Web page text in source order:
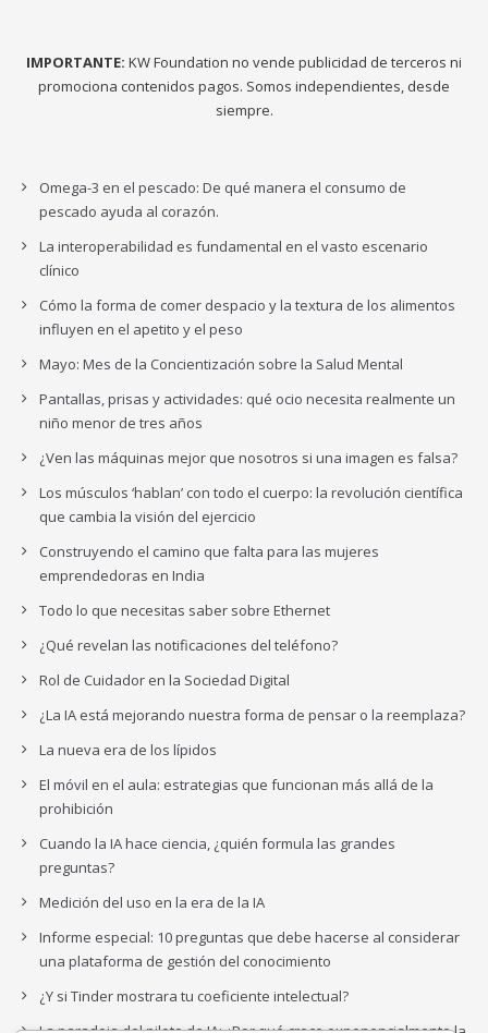
IMPORTANTE: KW Foundation no vende publicidad de terceros ni
promociona contenidos pagos. Somos independientes, desde
siempre.
Omega-3 en el pescado: De qué manera el consumo de
pescado ayuda al corazón.
La interoperabilidad es fundamental en el vasto escenario
clínico
Cómo la forma de comer despacio y la textura de los alimentos
influyen en el apetito y el peso
Mayo: Mes de la Concientización sobre la Salud Mental
Pantallas, prisas y actividades: qué ocio necesita realmente un
niño menor de tres años
¿Ven las máquinas mejor que nosotros si una imagen es falsa?
Los músculos ‘hablan’ con todo el cuerpo: la revolución científica
que cambia la visión del ejercicio
Construyendo el camino que falta para las mujeres
emprendedoras en India
Todo lo que necesitas saber sobre Ethernet
¿Qué revelan las notificaciones del teléfono?
Rol de Cuidador en la Sociedad Digital
¿La IA está mejorando nuestra forma de pensar o la reemplaza?
La nueva era de los lípidos
El móvil en el aula: estrategias que funcionan más allá de la
prohibición
Cuando la IA hace ciencia, ¿quién formula las grandes
preguntas?
Medición del uso en la era de la IA
Informe especial: 10 preguntas que debe hacerse al considerar
una plataforma de gestión del conocimiento
¿Y si Tinder mostrara tu coeficiente intelectual?